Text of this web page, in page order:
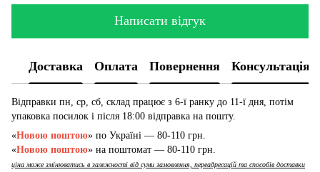
Написати відгук
Доставка Оплата Повернення Консультація
Відправки пн, ср, сб, склад працює з 6-ї ранку до 11-ї дня, потім
упаковка посилок і після 18:00 відправка на пошту.
«Новою поштою» по Україні — 80-110 грн.
«Новою поштою» на поштомат — 80-110 грн.
ціна може змінюватись в залежності від суми замовлення, переадресацій та способів доставки